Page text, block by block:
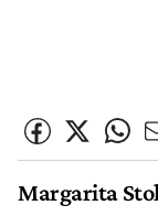
Margarita